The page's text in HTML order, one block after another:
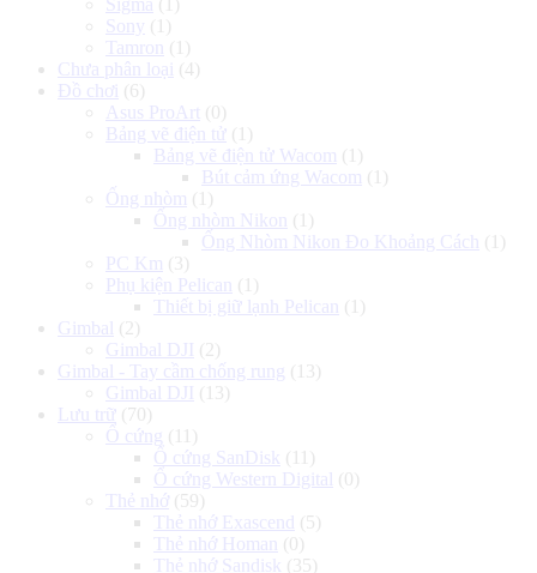
Sigma (1)
Sony (1)
Tamron
(1)
Chưa phân loại (4)
Đồ chơi (6)
Asus ProArt (0)
Bảng vẽ điện tử (1)
Bảng vẽ điện tử Wacom (1)
Bút cảm ứng Wacom (1)
Ống nhòm (1)
Ống nhòm Nikon
(1)
Ống Nhòm Nikon Đo Khoảng Cách
(1)
PC Km (3)
Phụ kiện Pelican
(1)
Thiết bị giữ lạnh Pelican
(1)
Gimbal (2)
Gimbal DJI (2)
Gimbal - Tay cầm chống rung (13)
Gimbal DJI (13)
Lưu trữ (70)
Ổ cứng (11)
Ổ cứng SanDisk (11)
Ổ cứng Western Digital (0)
Thẻ nhớ (59)
Thẻ nhớ Exascend
(5)
Thẻ nhớ Homan
(0)
Thẻ nhớ Sandisk (35)